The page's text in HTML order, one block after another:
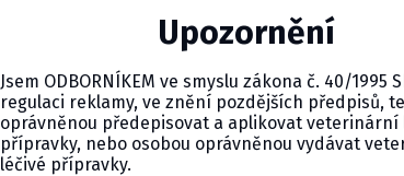
Upozornění
Jsem ODBORNÍKEM ve smyslu zákona č. 40/1995
regulaci reklamy, ve znění pozdějších předpisů,
oprávněnou předepisovat a aplikovat veterinární
přípravky, nebo osobou oprávněnou vydávat
léčivé přípravky.